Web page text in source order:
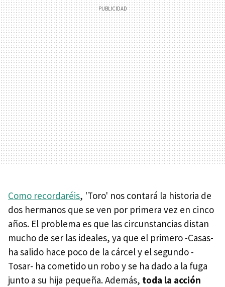
Como recordaréis, 'Toro' nos contará la historia de
dos hermanos que se ven por primera vez en cinco
años. El problema es que las circunstancias distan
mucho de ser las ideales, ya que el primero -Casas-
ha salido hace poco de la cárcel y el segundo -
Tosar- ha cometido un robo y se ha dado a la fuga
junto a su hija pequeña. Además, toda la acción